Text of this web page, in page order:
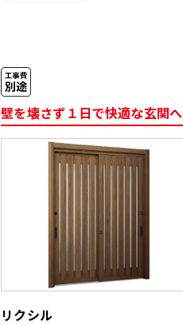
リクシル
壁を壊さず１日で快適な玄関へ